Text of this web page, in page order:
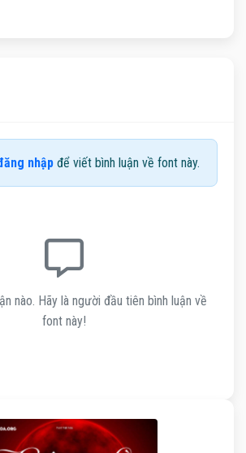
nhập để viết bình luận về font này.
nào. Hãy là người đầu tiên bình luận về
font này!